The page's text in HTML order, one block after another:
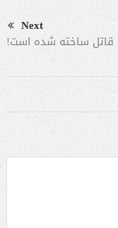
Next
قاتل ساخته شده است!